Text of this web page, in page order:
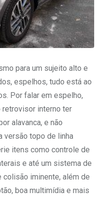
para um sujeito alto e
espelhos, tudo está ao
Por falar em espelho,
retrovisor interno ter
alavanca, e não
versão topo de linha
itens como controle de
e até um sistema de
iminente, além de
boa multimídia e mais